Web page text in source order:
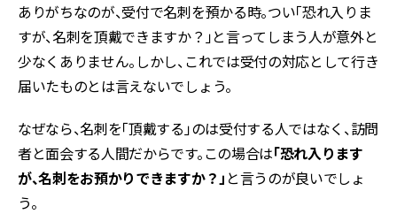
ありがちなのが、受付で名刺を預かる時。つい「恐れ入りま
すが、名刺を頂戴できますか？」と言ってしまう人が意外と
少なくありません。しかし、これでは受付の対応として行き
届いたものとは言えないでしょう。
なぜなら、名刺を「頂戴する」のは受付する人ではなく、訪問
者と面会する人間だからです。この場合は「恐れ入ります
が、名刺をお預かりできますか？」 と言うのが良いでしょ
う。